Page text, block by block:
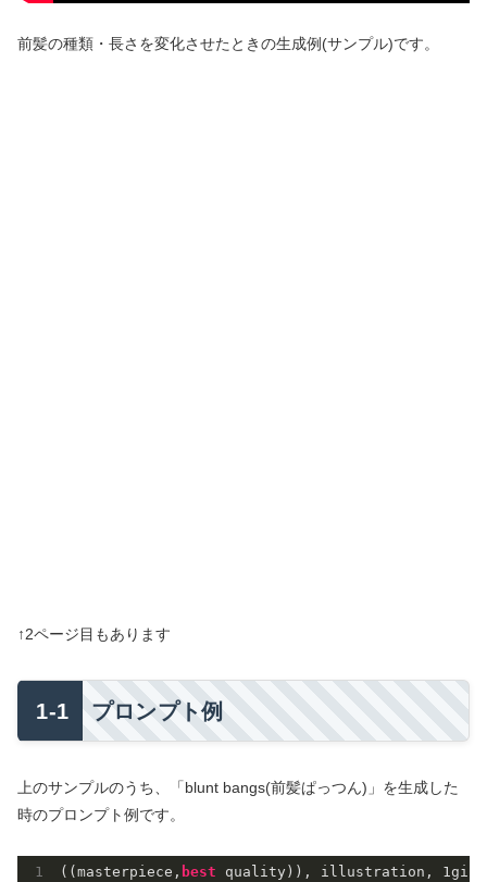
前髪の種類・長さを変化させたときの生成例(サンプル)です。
↑2ページ目もあります
プロンプト例
上のサンプルのうち、「blunt bangs(前髪ぱっつん)」を生成した
時のプロンプト例です。
((masterpiece, best quality)), illustration, 1